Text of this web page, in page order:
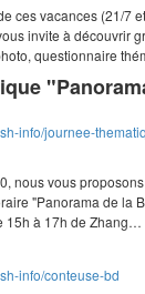
ces vacances (21/7
invite à découvrir
questionnaire
info/journee-
nous vous
"Panorama de la
15h à 17h de Zhang…
info/conteuse-bd